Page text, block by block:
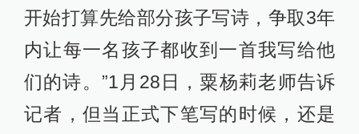
开始打算先给部分孩子写诗，争取3年
内让每一名孩子都收到一首我写给他
们的诗。”1月28日，粟杨莉老师告诉
记者，但当正式下笔写的时候，还是